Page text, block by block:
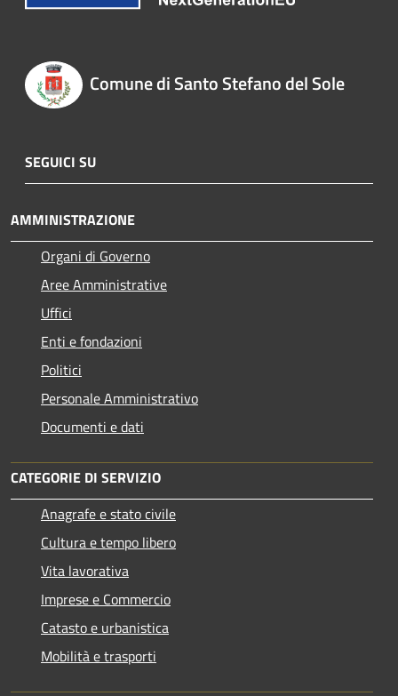
Comune di Santo Stefano del Sole
SEGUICI SU
AMMINISTRAZIONE
Organi di Governo
Aree Amministrative
Uffici
Enti e fondazioni
Politici
Personale Amministrativo
Documenti e dati
CATEGORIE DI SERVIZIO
Anagrafe e stato civile
Cultura e tempo libero
Vita lavorativa
Imprese e Commercio
Catasto e urbanistica
Mobilità e trasporti